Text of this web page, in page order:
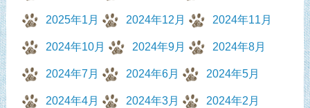
2025年1月 2024年12月 2024年11月
2024年10月 2024年9月 2024年8月
2024年7月 2024年6月 2024年5月
2024年4月 2024年3月 2024年2月